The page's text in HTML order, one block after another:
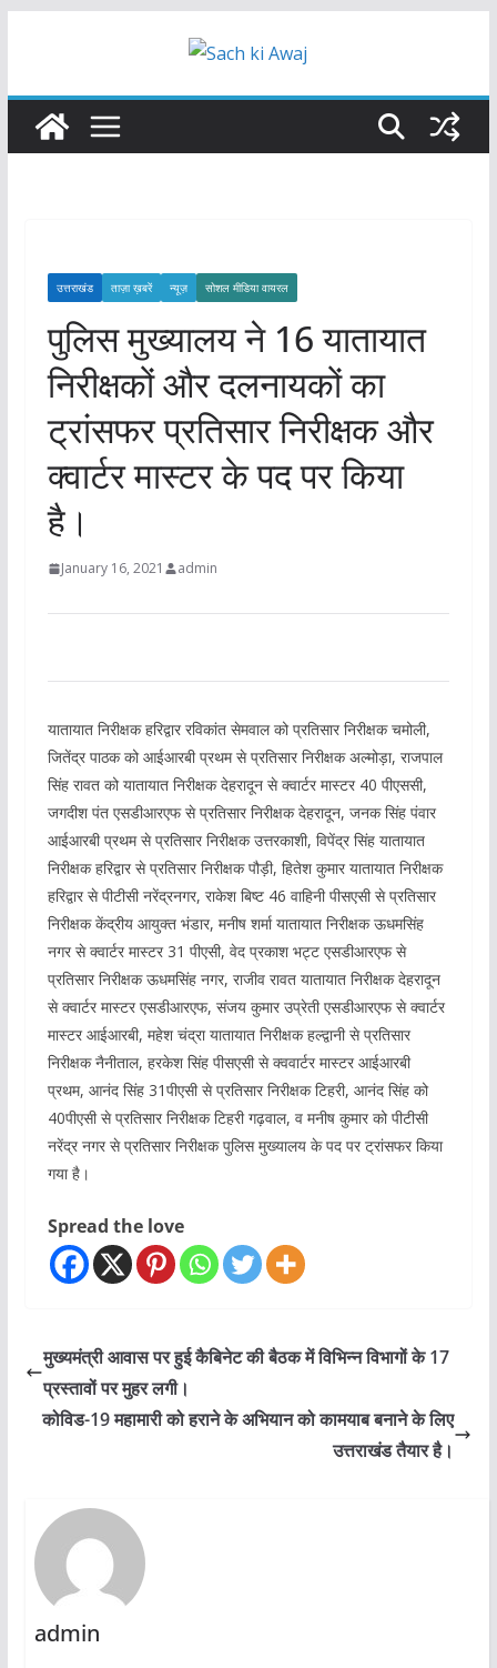
उत्तराखंड ताज़ा ख़बरें न्यूज़ सोशल मीडिया वायरल
पुलिस मुख्यालय ने 16 यातायात
निरीक्षकों और दलनायकों का
ट्रांसफर प्रतिसार निरीक्षक और
क्वार्टर मास्टर के पद पर किया
है।
January 16, 2021 admin
यातायात निरीक्षक हरिद्वार रविकांत सेमवाल को प्रतिसार निरीक्षक चमोली,
जितेंद्र पाठक को आईआरबी प्रथम से प्रतिसार निरीक्षक अल्मोड़ा, राजपाल
सिंह रावत को यातायात निरीक्षक देहरादून से क्वार्टर मास्टर 40 पीएससी,
जगदीश पंत एसडीआरएफ से प्रतिसार निरीक्षक देहरादून, जनक सिंह पंवार
आईआरबी प्रथम से प्रतिसार निरीक्षक उत्तरकाशी, विपेंद्र सिंह यातायात
निरीक्षक हरिद्वार से प्रतिसार निरीक्षक पौड़ी, हितेश कुमार यातायात निरीक्षक
हरिद्वार से पीटीसी नरेंद्रनगर, राकेश बिष्ट 46 वाहिनी पीसएसी से प्रतिसार
निरीक्षक केंद्रीय आयुक्त भंडार, मनीष शर्मा यातायात निरीक्षक ऊधमसिंह
नगर से क्वार्टर मास्टर 31 पीएसी, वेद प्रकाश भट्ट एसडीआरएफ से
प्रतिसार निरीक्षक ऊधमसिंह नगर, राजीव रावत यातायात निरीक्षक देहरादून
से क्वार्टर मास्टर एसडीआरएफ, संजय कुमार उप्रेती एसडीआरएफ से क्वार्टर
मास्टर आईआरबी, महेश चंद्रा यातायात निरीक्षक हल्द्वानी से प्रतिसार
निरीक्षक नैनीताल, हरकेश सिंह पीसएसी से क्ववार्टर मास्टर आईआरबी
प्रथम, आनंद सिंह 31पीएसी से प्रतिसार निरीक्षक टिहरी, आनंद सिंह को
40पीएसी से प्रतिसार निरीक्षक टिहरी गढ़वाल, व मनीष कुमार को पीटीसी
नरेंद्र नगर से प्रतिसार निरीक्षक पुलिस मुख्यालय के पद पर ट्रांसफर किया
गया है।
Spread the love
मुख्यमंत्री आवास पर हुई कैबिनेट की बैठक में विभिन्न विभागों के 17
प्रस्तावों पर मुहर लगी।
कोविड-19 महामारी को हराने के अभियान को कामयाब बनाने के लिए
उत्तराखंड तैयार है।
admin